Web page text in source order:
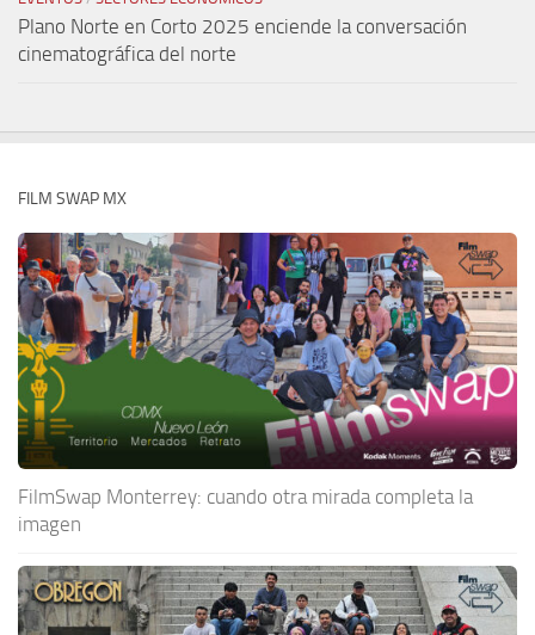
Plano Norte en Corto 2025 enciende la conversación
cinematográfica del norte
FILM SWAP MX
FilmSwap Monterrey: cuando otra mirada completa la
imagen